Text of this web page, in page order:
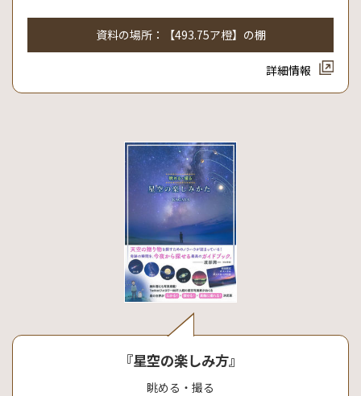
資料の場所：【493.75ア橙】の棚
詳細情報
『星空の楽しみ方』
眺める・撮る